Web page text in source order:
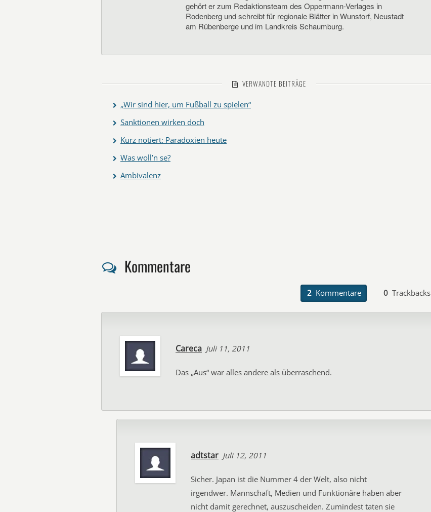
gehört er zum Redaktionsteam des Oppermann-Verlages in
Rodenberg und schreibt für regionale Blätter in Wunstorf, Neustadt
am Rübenberge und im Landkreis Schaumburg.
VERWANDTE BEITRÄGE
„Wir sind hier, um Fußball zu spielen“
Sanktionen wirken doch
Kurz notiert: Paradoxien heute
Was woll’n se?
Ambivalenz
Kommentare
2 Kommentare 0 Trackbacks
Careca Juli 11, 2011
Das „Aus“ war alles andere als überraschend.
adtstar Juli 12, 2011
Sicher. Japan ist die Nummer 4 der Welt, also nicht
irgendwer. Mannschaft, Medien und Funktionäre haben aber
nicht damit gerechnet, auszuscheiden. Zumindest taten sie